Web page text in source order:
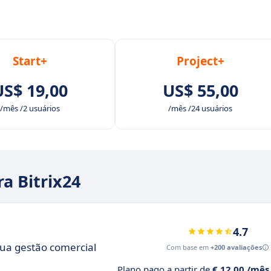
Start+
19,00
/mês /2 usuários
Project+
US$ 55,00
/mês /24 usuários
Bitrix24
gestão comercial
4.7
Com base em +200 avaliações